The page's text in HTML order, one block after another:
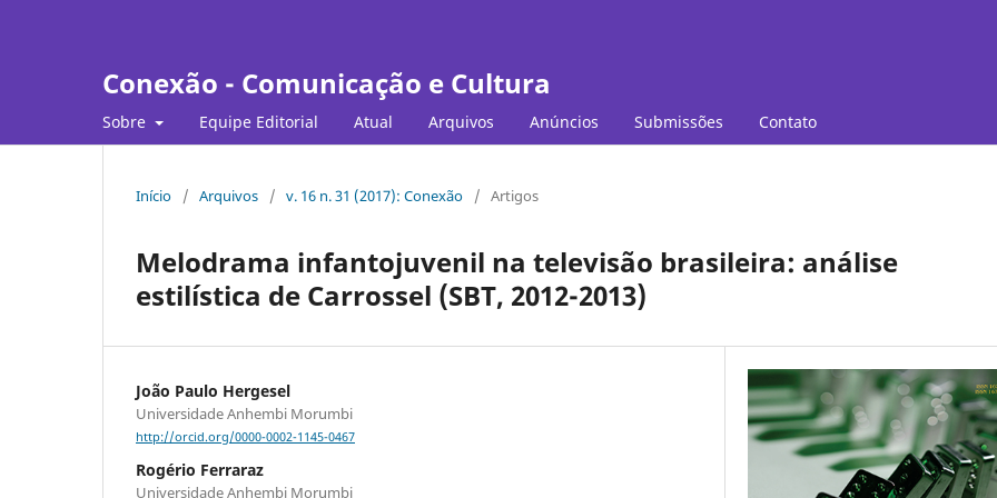
Conexão - Comunicação e Cultura
Sobre Equipe Editorial Atual Arquivos Anúncios Submissões Contato
Início / Arquivos / v. 16 n. 31 (2017): Conexão / Artigos
Melodrama infantojuvenil na televisão brasileira: análise
estilística de Carrossel (SBT, 2012-2013)
João Paulo Hergesel
Universidade Anhembi Morumbi
http://orcid.org/0000-0002-1145-0467
Rogério Ferraraz
Universidade Anhembi Morumbi